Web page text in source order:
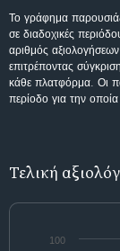
Το γράφημα
σε διαδοχικές
αριθμός αξιολογήσεων
επιτρέποντας
κάθε πλατφόρμα. Οι
περίοδο για την
Τελική
100